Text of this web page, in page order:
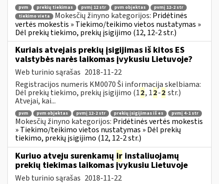
pvm prekių tiekimas pvmį 12 str pvm objektas
pvmį 12-2 str
tiekimo vieta
Mokesčių žinyno kategorijos: Pridėtinės
vertės mokestis » Tiekimo/teikimo vietos nustatymas »
Dėl prekių tiekimo, prekių įsigijimo (12, 12-2 str.)
Kuriais atvejais prekių įsigijimas iš kitos ES
valstybės narės laikomas įvykusiu Lietuvoje?
Web turinio sąrašas 2018-11-22
Registracijos numeris KM0070 Ši informacija skelbiama:
Dėl prekių tiekimo, prekių įsigijimo (12, 12-2 str.)
Atvejai, kai...
pvm pvm objektas pvmį 12-2 str prekių įsigijimas iš es pvmį 4-1 str
Mokesčių žinyno kategorijos: Pridėtinės vertės mokestis
» Tiekimo/teikimo vietos nustatymas » Dėl prekių
tiekimo, prekių įsigijimo (12, 12-2 str.)
Kuriuo atveju surenkamų ir instaliuojamų
prekių tiekimas laikomas įvykusiu Lietuvoje
Web turinio sąrašas 2018-11-22